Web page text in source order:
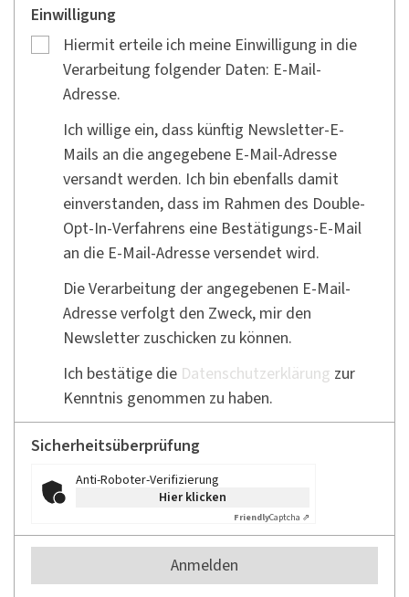
Einwilligung
Hiermit erteile ich meine Einwilligung in die
Verarbeitung folgender Daten: E-Mail-
Adresse.
Ich willige ein, dass künftig Newsletter-E-
Mails an die angegebene E-Mail-Adresse
versandt werden. Ich bin ebenfalls damit
einverstanden, dass im Rahmen des Double-
Opt-In-Verfahrens eine Bestätigungs-E-Mail
an die E-Mail-Adresse versendet wird.
Die Verarbeitung der angegebenen E-Mail-
Adresse verfolgt den Zweck, mir den
Newsletter zuschicken zu können.
Ich bestätige die Datenschutzerklärung zur
Kenntnis genommen zu haben.
Sicherheitsüberprüfung
Anti-Roboter-Verifizierung
Hier klicken
FriendlyCaptcha ⇗
Anmelden